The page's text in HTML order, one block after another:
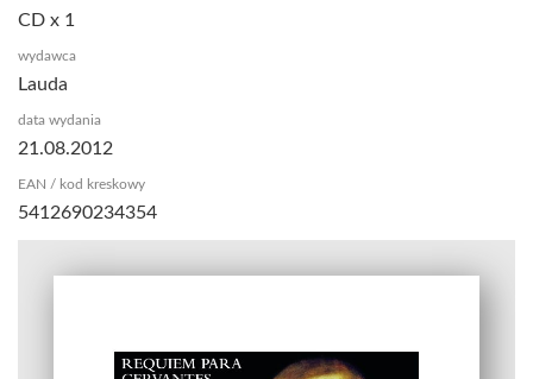
CD x 1
wydawca
Lauda
data wydania
21.08.2012
EAN / kod kreskowy
5412690234354